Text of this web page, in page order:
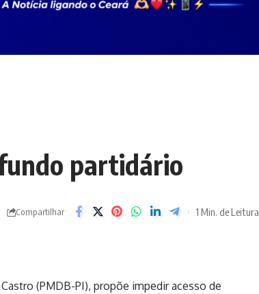
partidário
Compartilhar 1 Min. de Leitura
(PMDB-PI), propõe impedir acesso de